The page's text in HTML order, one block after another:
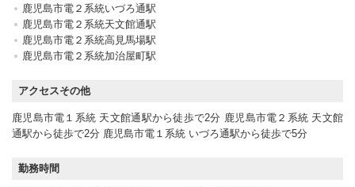
鹿児島市電２系統いづろ通駅
鹿児島市電２系統天文館通駅
鹿児島市電２系統高見馬場駅
鹿児島市電２系統加治屋町駅
アクセスその他
鹿児島市電１系統 天文館通駅から徒歩で2分 鹿児島市電２系統 天文館
通駅から徒歩で2分 鹿児島市電１系統 いづろ通駅から徒歩で5分
勤務時間